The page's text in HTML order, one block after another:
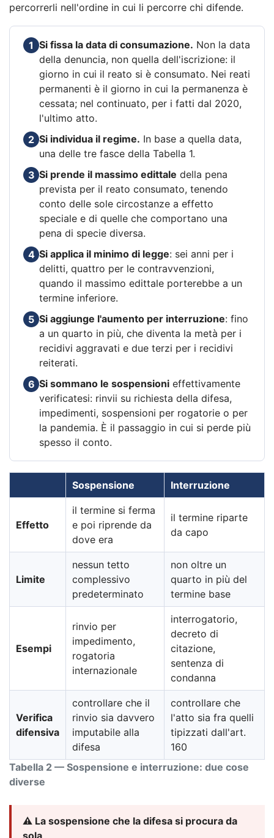
percorrerli nell'ordine in cui li percorre chi difende.
1 Si fissa la data di consumazione. Non la data
della denuncia, non quella dell'iscrizione: il
giorno in cui il reato si è consumato. Nei reati
permanenti è il giorno in cui la permanenza è
cessata; nel continuato, per i fatti dal 2020,
l'ultimo atto.
2 Si individua il regime. In base a quella data,
una delle tre fasce della Tabella 1.
3 Si prende il massimo edittale della pena
prevista per il reato consumato, tenendo
conto delle sole circostanze a effetto
speciale e di quelle che comportano una
pena di specie diversa.
4 Si applica il minimo di legge: sei anni per i
delitti, quattro per le contravvenzioni,
quando il massimo edittale porterebbe a un
termine inferiore.
5 Si aggiunge l'aumento per interruzione: fino
a un quarto in più, che diventa la metà per i
recidivi aggravati e due terzi per i recidivi
reiterati.
6 Si sommano le sospensioni effettivamente
verificatesi: rinvii su richiesta della difesa,
impedimenti, sospensioni per rogatorie o per
la pandemia. È il passaggio in cui si perde più
spesso il conto.
Tabella 2 — Sospensione e interruzione: due cose
diverse
Sospensione Interruzione
Effetto
il termine si ferma
e poi riprende da
dove era
il termine riparte
da capo
Limite
nessun tetto
complessivo
predeterminato
non oltre un
quarto in più del
termine base
Esempi
rinvio per
impedimento,
rogatoria
internazionale
interrogatorio,
decreto di
citazione,
sentenza di
condanna
Verifica
difensiva
controllare che il
rinvio sia davvero
imputabile alla
difesa
controllare che
l'atto sia fra quelli
tipizzati dall'art.
160
⚠️ La sospensione che la difesa si procura da
sola